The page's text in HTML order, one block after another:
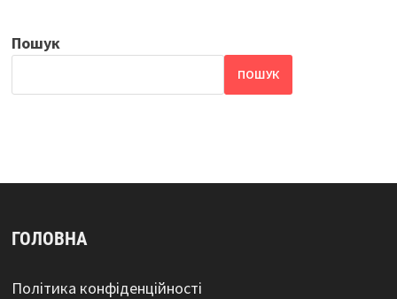
Пошук
ПОШУК
ГОЛОВНА
Політика конфіденційності